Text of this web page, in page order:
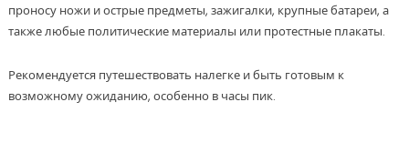
проносу ножи и острые предметы, зажигалки, крупные батареи, а
также любые политические материалы или протестные плакаты.
Рекомендуется путешествовать налегке и быть готовым к
возможному ожиданию, особенно в часы пик.